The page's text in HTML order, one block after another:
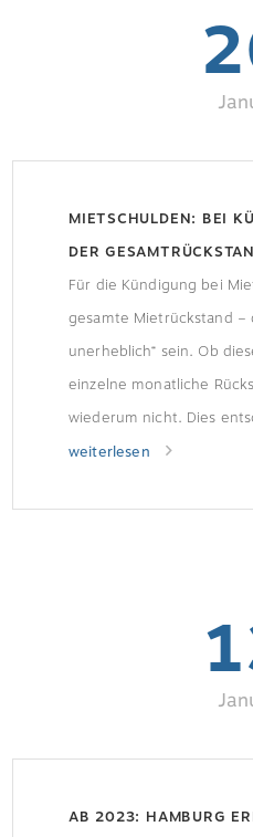
MIETSCHULDEN: BEI
DER
Für die Kündigung bei
gesamte Mietrückstand –
unerheblich“ sein. Ob
einzelne monatliche
wiederum nicht. Dies
Bundesgerichtshof (BGH).
im Januar 2018 nur 569
weiterlesen
AB 2023: HAMBURG